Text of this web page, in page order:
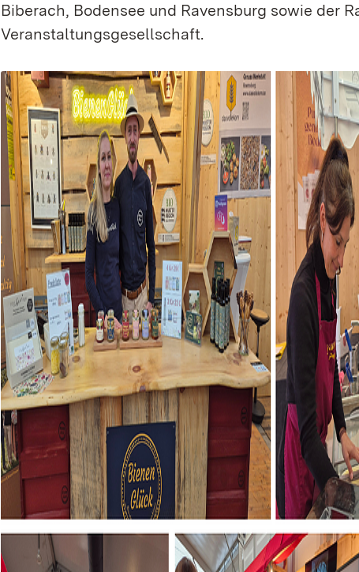
Biberach, Bodensee und Ravensburg sowie der
Veranstaltungsgesellschaft.